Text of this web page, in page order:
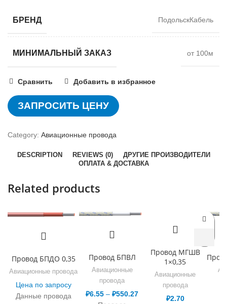
БРЕНД ПодольскКабель
МИНИМАЛЬНЫЙ ЗАКАЗ от 100м
Сравнить Добавить в избранное
ЗАПРОСИТЬ ЦЕНУ
Category: Авиационные провода
DESCRIPTION REVIEWS (0)
ДРУГИЕ ПРОИЗВОДИТЕЛИ
ОПЛАТА & ДОСТАВКА
Related products
Провод БПДО 0,35
Авиационные провода
Цена по запросу
Данные провода
Провод БПВЛ
Авиационные
провода
₽6.55 – ₽550.27
Провод МГШВ
1×0,35
Авиационные
провода
₽2.70